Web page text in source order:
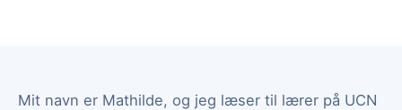
Mit navn er Mathilde, og jeg læser til lærer på UCN